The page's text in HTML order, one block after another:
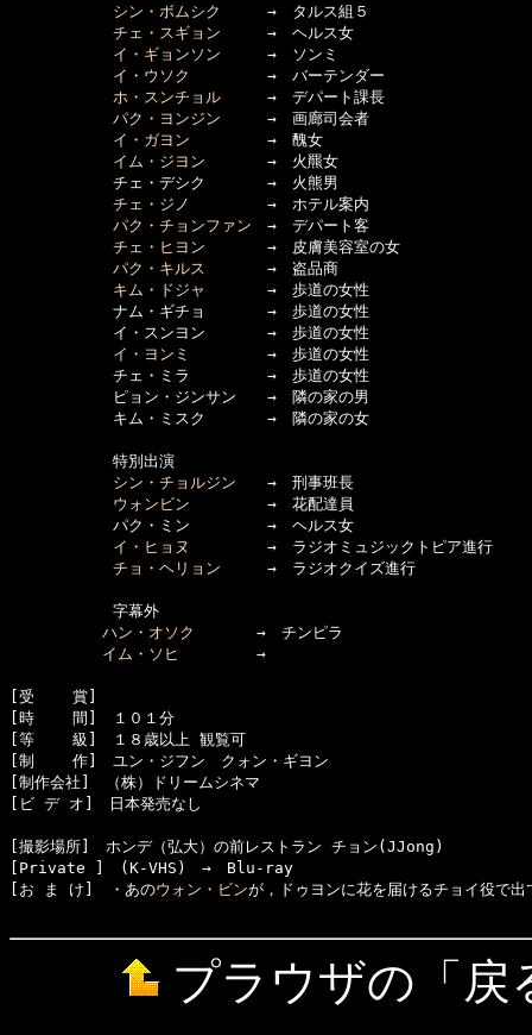
シン・ボムシク
→　タルス組５
チェ・スギョン →　ヘルス女
イ・ギョンソン →　ソンミ
イ・ウソク
→　バーテンダー
ホ・スンチョル →　デパート課長
パク・ヨンジン →　画廊司会者
イ・ガヨン →　醜女
イム・ジヨン →　火羆女
      　　　チェ・デシク　　　　→　火熊男
チェ・ジノ
→　ホテル案内
パク・チョンファン →　デパート客
チェ・ヒヨン →　皮膚美容室の女
パク・キルス →　盗品商
キム・ドジャ
→　歩道の女性
      　　　ナム・ギチョ　　　　→　歩道の女性
      　　　イ・スンヨン　　　　→　歩道の女性
イ・ヨンミ
→　歩道の女性
      　　　チェ・ミラ　　　　　→　歩道の女性
      　　　ピョン・ジンサン　　→　隣の家の男
      　　　キム・ミスク　　　　→　隣の家の女
      　　　特別出演
シン・チョルジン →　刑事班長
ウォンビン →　花配達員
      　　　パク・ミン　　　　　→　ヘルス女
イ・ヒョヌ
→　ラジオミュジックトピア進行
チョ・ヘリョン →　ラジオクイズ進行
      　　　字幕外
ハン・オソク
→　チンピラ
イム・ソヒ
→
[受    賞]
[時    間]　１０１分
[等    級]　１８歳以上 観覧可
[制    作]　ユン・ジフン　クォン・ギヨン
[制作会社]　（株）ドリームシネマ
[ビ デ オ]　日本発売なし
[撮影場所]　ホンデ（弘大）の前レストラン チョン(JJong)
[Private ]　(K-VHS)　→　Blu-ray
[お ま け]　・あのウォン・ビンが，ドゥヨンに花を届けるチョイ役で出
プラウザの「戻